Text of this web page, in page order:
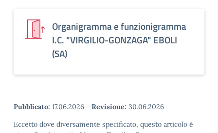
Organigramma e funzionigramma
I.C. "VIRGILIO-GONZAGA" EBOLI
(SA)
Pubblicato: 17.06.2026 - Revisione: 30.06.2026
Eccetto dove diversamente specificato, questo articolo è